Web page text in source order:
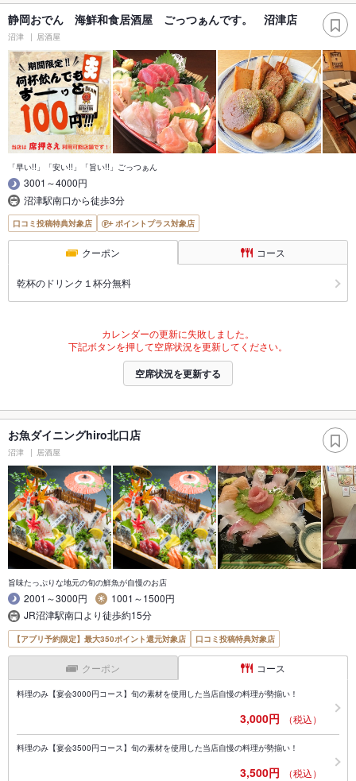
静岡おでん 海鮮和食居酒屋 ごっつぁんです。 沼津店
沼津 居酒屋
「早い!!」「安い!!」「旨い!!」ごっつぁん
3001～4000円
沼津駅南口から徒歩3分
口コミ投稿特典対象店 ポイントプラス対象店
クーポン コース
乾杯のドリンク１杯分無料
カレンダーの更新に失敗しました。
下記ボタンを押して空席状況を更新してください。
空席状況を更新する
お魚ダイニングhiro北口店
沼津 居酒屋
旨味たっぷりな地元の旬の鮮魚が自慢のお店
2001～3000円
1001～1500円
JR沼津駅南口より徒歩約15分
【アプリ予約限定】最大350ポイント還元対象店 口コミ投稿特典対象店
クーポン コース
料理のみ【宴会3000円コース】旬の素材を使用した当店自慢の料理が勢揃い！
3,000円 （税込）
料理のみ【宴会3500円コース】旬の素材を使用した当店自慢の料理が勢揃い！
3,500円 （税込）